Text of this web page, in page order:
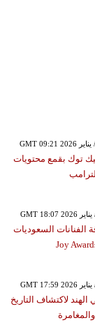
تيك توك بقمع محتويات
الفنانات السعوديات
لاكتشاف التاريخ